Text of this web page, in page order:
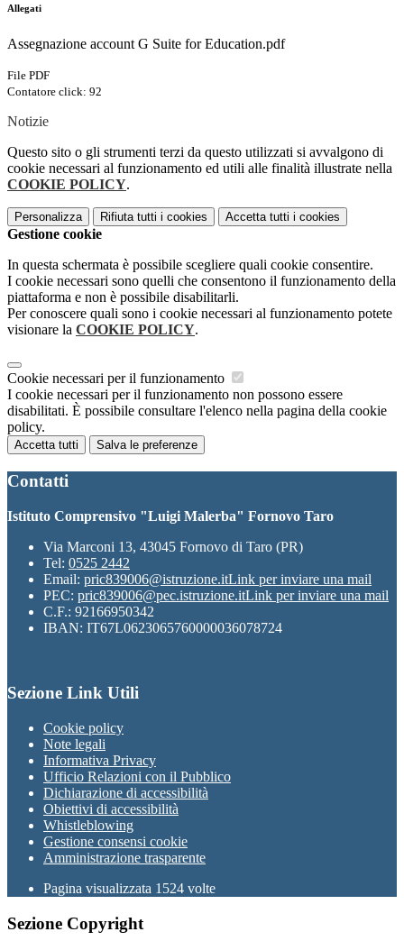
Allegati
Assegnazione account G Suite for Education.pdf
File PDF
Contatore click: 92
Notizie
Questo sito o gli strumenti terzi da questo utilizzati si avvalgono di
cookie necessari al funzionamento ed utili alle finalità illustrate nella
COOKIE POLICY.
Personalizza Rifiuta tutti i cookies Accetta tutti i cookies
Gestione cookie
In questa schermata è possibile scegliere quali cookie consentire.
I cookie necessari sono quelli che consentono il funzionamento della
piattaforma e non è possibile disabilitarli.
Per conoscere quali sono i cookie necessari al funzionamento potete
visionare la COOKIE POLICY.
Cookie necessari per il funzionamento
I cookie necessari per il funzionamento non possono essere
disabilitati. È possibile consultare l'elenco nella pagina della cookie
policy.
Accetta tutti Salva le preferenze
Contatti
Istituto Comprensivo "Luigi Malerba" Fornovo Taro
Via Marconi 13, 43045 Fornovo di Taro (PR)
Tel: 0525 2442
Email: pric839006@istruzione.itLink per inviare una mail
PEC: pric839006@pec.istruzione.itLink per inviare una mail
C.F.: 92166950342
IBAN: IT67L0623065760000036078724
Sezione Link Utili
Cookie policy
Note legali
Informativa Privacy
Ufficio Relazioni con il Pubblico
Dichiarazione di accessibilità
Obiettivi di accessibilità
Whistleblowing
Gestione consensi cookie
Amministrazione trasparente
Pagina visualizzata 1524 volte
Sezione Copyright